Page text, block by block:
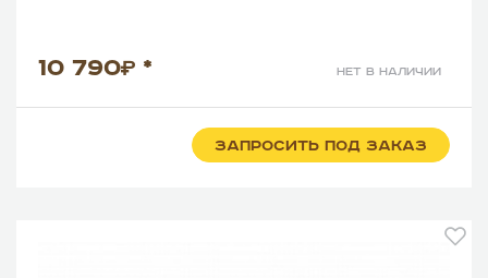
10 790 * нет в наличии
ЗАПРОСИТЬ ПОД ЗАКАЗ